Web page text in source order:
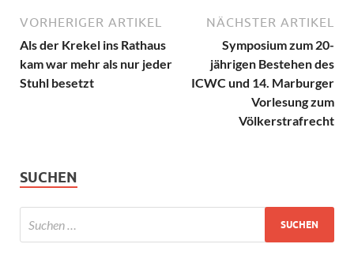
VORHERIGER ARTIKEL
Als der Krekel ins Rathaus
kam war mehr als nur jeder
Stuhl besetzt
NÄCHSTER ARTIKEL
Symposium zum 20-
jährigen Bestehen des
ICWC und 14. Marburger
Vorlesung zum
Völkerstrafrecht
SUCHEN